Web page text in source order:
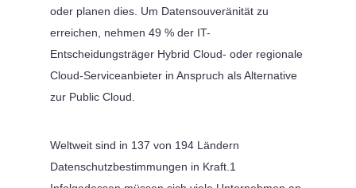
oder planen dies. Um Datensouveränität zu
erreichen, nehmen 49 % der IT-
Entscheidungsträger Hybrid Cloud- oder regionale
Cloud-Serviceanbieter in Anspruch als Alternative
zur Public Cloud.
Weltweit sind in 137 von 194 Ländern
Datenschutzbestimmungen in Kraft.1